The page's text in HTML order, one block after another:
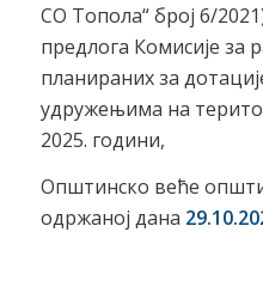
СО Топола“ број 6/
предлога Комисије за
планираних за
удружењима на
2025. години,
Општинско веће
одржаној дана